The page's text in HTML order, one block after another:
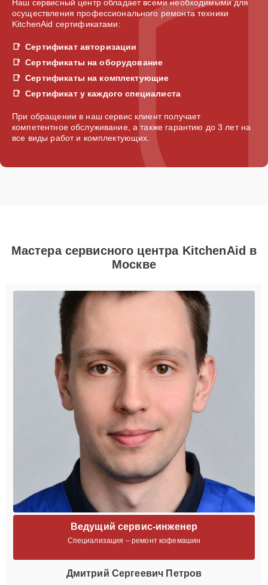
Наш сервисный центр обладает всеми необходимыми для
осуществления профессионального ремонта техники
KitchenAid сертификатами:
Сертификат авторизации
Сертификаты на оборудование
Сертификаты на комплектующие
Сертификат у каждого специалиста
При обращении в наш сервис клиент получает
компетентное обслуживание, а также гарантию до 3 лет на
все виды работ и комплектующих.
Мастера сервисного центра KitchenAid в
Москве
Ведущий сервис-инженер
Специализация – ремонт кофемашин
Дмитрий Сергеевич Петров